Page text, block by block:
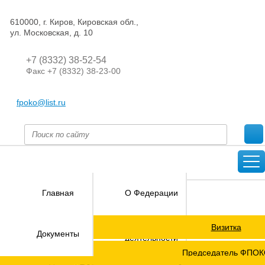
610000, г. Киров, Кировская обл.,
ул. Московская, д. 10
+7 (8332) 38-52-54
Факс +7 (8332) 38-23-00
fpoko@list.ru
Главная О Федерации
Визитка
Председатель
Документы
деятельности